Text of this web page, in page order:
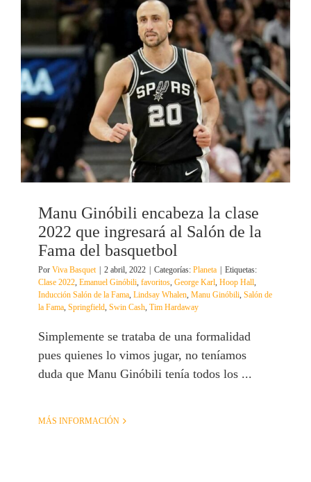
Manu Ginóbili encabeza la clase
2022 que ingresará al Salón de la
Fama del basquetbol
Por Viva Basquet | 2 abril, 2022 | Categorías: Planeta | Etiquetas:
Clase 2022 Emanuel Ginóbili favoritos George Karl Hoop Hall
Inducción Salón de la Fama Lindsay Whalen Manu Ginóbili Salón de
la Fama Springfield Swin Cash Tim Hardaway
Simplemente se trataba de una formalidad
pues quienes lo vimos jugar, no teníamos
duda que Manu Ginóbili tenía todos los ...
MÁS INFORMACIÓN